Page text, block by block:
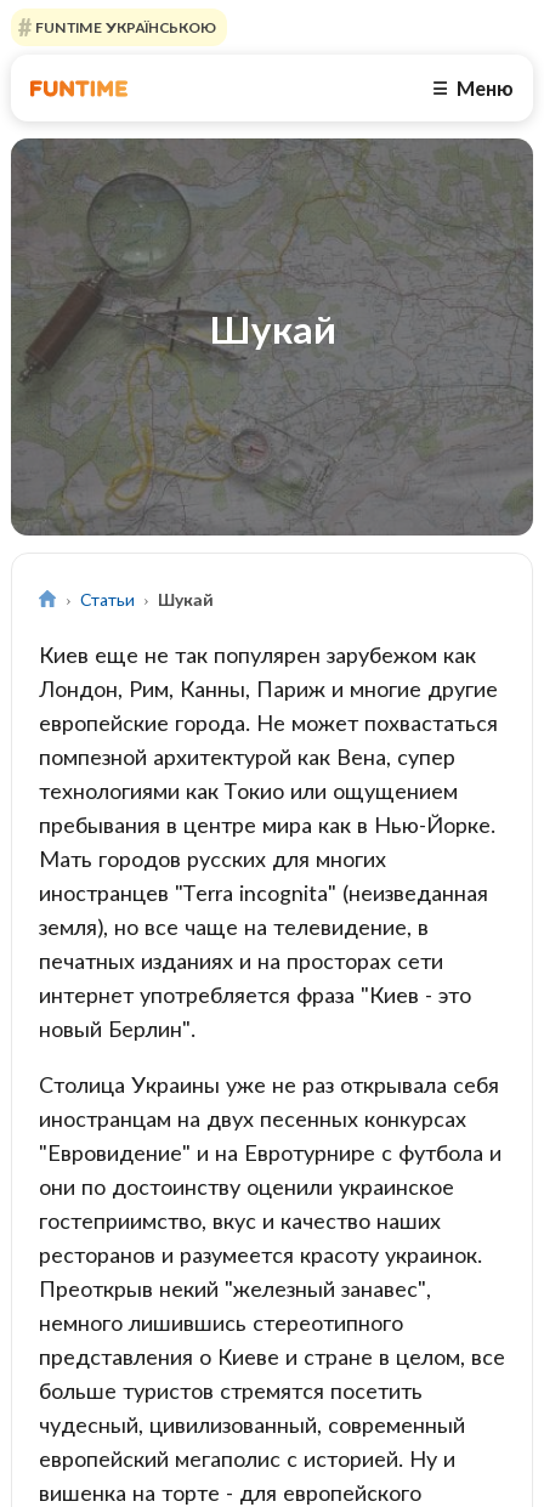
FUNTIME УКРАЇНСЬКОЮ
☰ Меню
Шукай
Статьи Шукай
Киев еще не так популярен зарубежом как
Лондон, Рим, Канны, Париж и многие другие
европейские города. Не может похвастаться
помпезной архитектурой как Вена, супер
технологиями как Токио или ощущением
пребывания в центре мира как в Нью-Йорке.
Мать городов русских для многих
иностранцев "Terra incognita" (неизведанная
земля), но все чаще на телевидение, в
печатных изданиях и на просторах сети
интернет употребляется фраза "Киев - это
новый Берлин".
Столица Украины уже не раз открывала себя
иностранцам на двух песенных конкурсах
"Евровидение" и на Евротурнире с футбола и
они по достоинству оценили украинское
гостеприимство, вкус и качество наших
ресторанов и разумеется красоту украинок.
Преоткрыв некий "железный занавес",
немного лишившись стереотипного
представления о Киеве и стране в целом, все
больше туристов стремятся посетить
чудесный, цивилизованный, современный
европейский мегаполис с историей. Ну и
вишенка на торте - для европейского